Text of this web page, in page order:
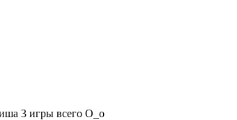
3 игры всего О_о